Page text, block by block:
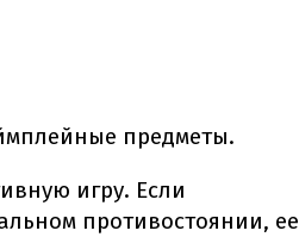
предметы.
игру. Если
противостоянии, ее